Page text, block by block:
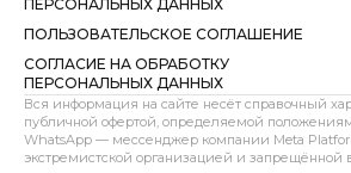
ПЕРСОНАЛЬНЫХ ДАННЫХ
ПОЛЬЗОВАТЕЛЬСКОЕ СОГЛАШЕНИЕ
СОГЛАСИЕ НА ОБРАБОТКУ
ПЕРСОНАЛЬНЫХ ДАННЫХ
Вся информация на сайте несёт справочный
публичной офертой, определяемой
WhatsApp — мессенджер компании Meta
экстремистской организацией и запрещённой